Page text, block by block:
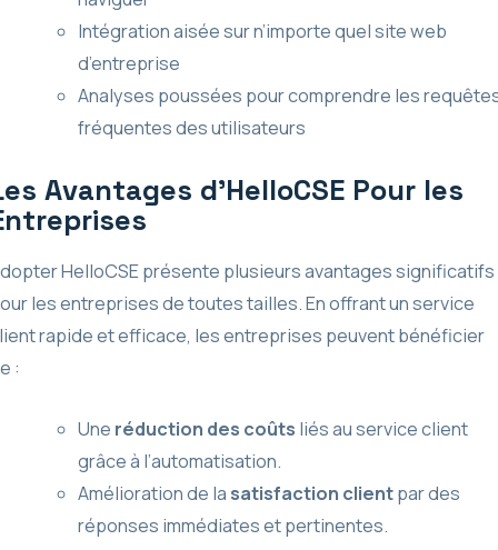
Intégration aisée sur n’importe quel site web
d’entreprise
Analyses poussées pour comprendre les
fréquentes des utilisateurs
Avantages d’HelloCSE Pour les
HelloCSE présente plusieurs avantages significatifs
les entreprises de toutes tailles. En offrant un service
rapide et efficace, les entreprises peuvent bénéficier
:
Une réduction des coûts liés au service client
grâce à l’automatisation.
Amélioration de la satisfaction clientpar des
réponses immédiates et pertinentes.